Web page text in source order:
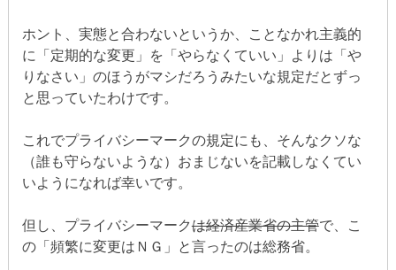
ホント、実態と合わないというか、ことなかれ主義的
に「定期的な変更」を「やらなくていい」よりは「や
りなさい」のほうがマシだろうみたいな規定だとずっ
と思っていたわけです。
これでプライバシーマークの規定にも、そんなクソな
（誰も守らないような）おまじないを記載しなくてい
いようになれば幸いです。
但し、プライバシーマークは経済産業省の主管で、こ
の「頻繁に変更はＮＧ」と言ったのは総務省。